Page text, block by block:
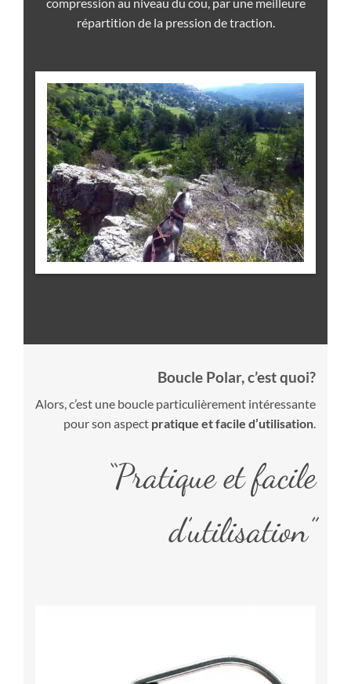
répartition de la pression de traction.
Boucle Polar, c’est quoi?
Alors, c’est une boucle particulièrement intéressante
pour son aspect pratique et facile d’utilisation.
“Pratique et facile
d’utilisation”